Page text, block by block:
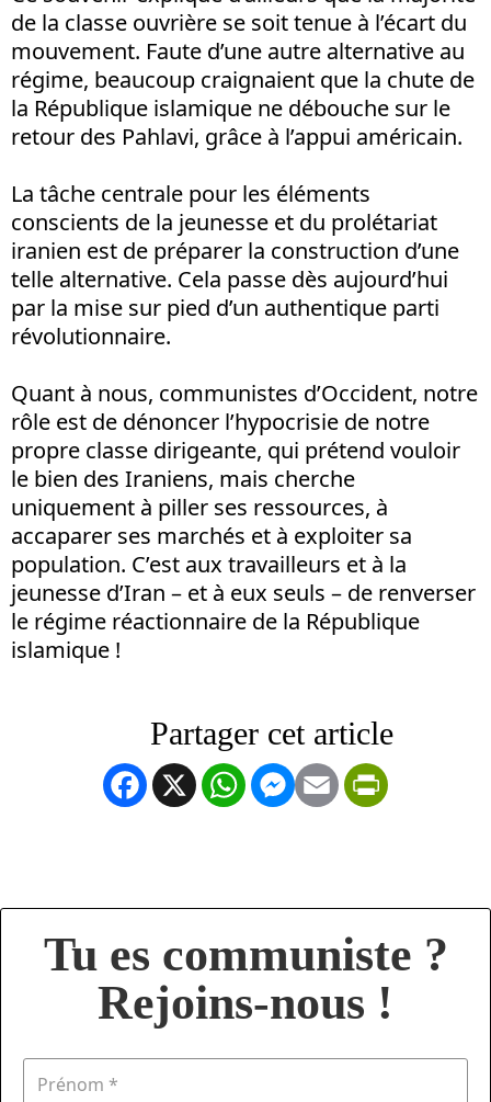
de la classe ouvrière se soit tenue à l’écart du
mouvement. Faute d’une autre alternative au
régime, beaucoup craignaient que la chute de
la République islamique ne débouche sur le
retour des Pahlavi, grâce à l’appui américain.
La tâche centrale pour les éléments
conscients de la jeunesse et du prolétariat
iranien est de préparer la construction d’une
telle alternative. Cela passe dès aujourd’hui
par la mise sur pied d’un authentique parti
révolutionnaire.
Quant à nous, communistes d’Occident, notre
rôle est de dénoncer l’hypocrisie de notre
propre classe dirigeante, qui prétend vouloir
le bien des Iraniens, mais cherche
uniquement à piller ses ressources, à
accaparer ses marchés et à exploiter sa
population. C’est aux travailleurs et à la
jeunesse d’Iran – et à eux seuls – de renverser
le régime réactionnaire de la République
islamique !
Facebook
X WhatsApp
Messenger
Email
Tu es communiste ?
Rejoins-nous !